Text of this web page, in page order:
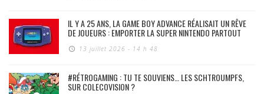
IL Y A 25 ANS, LA GAME BOY ADVANCE RÉALISAIT UN RÊVE
DE JOUEURS : EMPORTER LA SUPER NINTENDO PARTOUT
13 juillet 2026 - 14 h 48
#RÉTROGAMING : TU TE SOUVIENS… LES SCHTROUMPFS,
SUR COLECOVISION ?